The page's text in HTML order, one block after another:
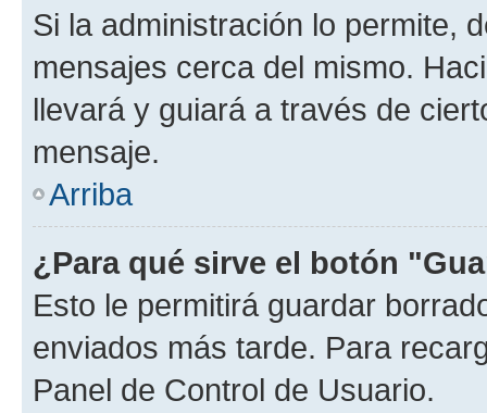
Si la administración lo permite,
mensajes cerca del mismo.
llevará y guiará a través de
mensaje.
Arriba
¿Para qué sirve el botón
Esto le permitirá guardar
enviados más tarde. Para
Panel de Control de Usuario.